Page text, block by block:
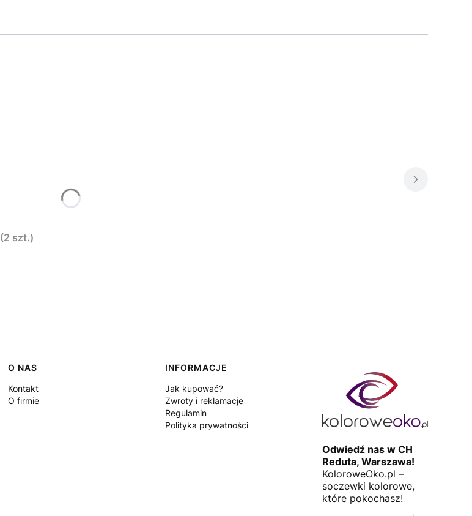
szt.)
O NAS
Kontakt
O firmie
INFORMACJE
Jak kupować?
Zwroty i reklamacje
Regulamin
Polityka prywatności
Odwiedź nas w CH
Reduta, Warszawa!
KoloroweOko.pl –
soczewki kolorowe,
które pokochasz!